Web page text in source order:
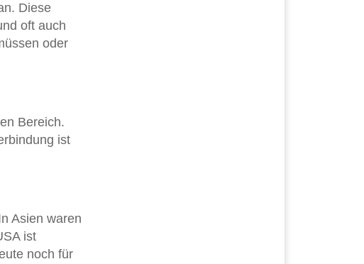
Diese
oft auch
oder
Bereich.
ist
Asien waren
ist
noch für